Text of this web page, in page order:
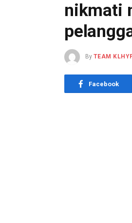
nikmati
By TEAM
Facebook